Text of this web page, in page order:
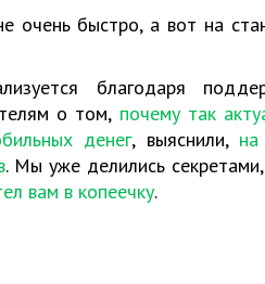
очень быстро, а вот на
благодаря
о том, почему так
денег, выяснили,
. Мы уже делились
вам в копеечку.